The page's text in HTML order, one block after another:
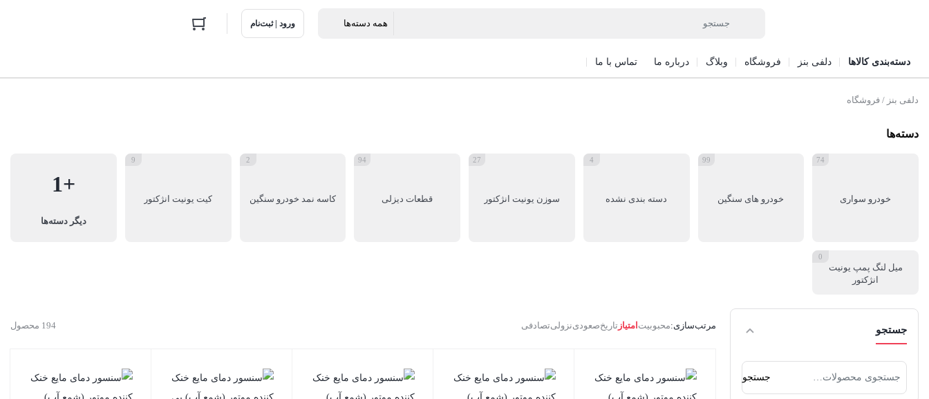
ورود | ثبت‌نام
دسته‌بندی کالاها دلفی بنز فروشگاه وبلاگ درباره ما تماس با ما
دلفی بنز / فروشگاه
دسته‌ها
خودرو سواری
74
خودرو های سنگین
99
دسته بندی نشده
4
سوزن یونیت انژکتور
27
قطعات دیزلی
94
کاسه نمد خودرو سنگین
2
کیت یونیت انژکتور
9
+1
دیگر دسته‌ها
میل لنگ پمپ یونیت
انژکتور
0
جستجو
برای:
جستجو
194 محصول مرتب‌سازی:محبوبیت امتیاز تاریخصعودینزولیتصادفی